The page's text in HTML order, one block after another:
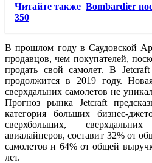
Читайте также Bombardier
350
В прошлом году в Саудовской
продавцов, чем покупателей,
продать свой самолет. В
продолжится в 2019 году.
сверхдальних самолетов не
Прогноз рынка Jetcraft
категория больших бизнес-
сверхбольших,
авиалайнеров, составит 32% от
самолетов и 64% от общей
лет.